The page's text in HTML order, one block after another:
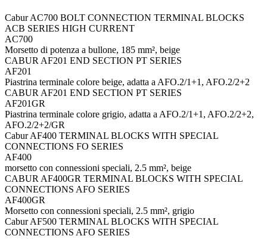
Cabur AC700 BOLT CONNECTION TERMINAL BLOCKS
ACB SERIES HIGH CURRENT
AC700
Morsetto di potenza a bullone, 185 mm², beige
CABUR AF201 END SECTION PT SERIES
AF201
Piastrina terminale colore beige, adatta a AFO.2/1+1, AFO.2/2+2
CABUR AF201 END SECTION PT SERIES
AF201GR
Piastrina terminale colore grigio, adatta a AFO.2/1+1, AFO.2/2+2,
AFO.2/2+2/GR
Cabur AF400 TERMINAL BLOCKS WITH SPECIAL
CONNECTIONS FO SERIES
AF400
morsetto con connessioni speciali, 2.5 mm², beige
CABUR AF400GR TERMINAL BLOCKS WITH SPECIAL
CONNECTIONS AFO SERIES
AF400GR
Morsetto con connessioni speciali, 2.5 mm², grigio
Cabur AF500 TERMINAL BLOCKS WITH SPECIAL
CONNECTIONS AFO SERIES